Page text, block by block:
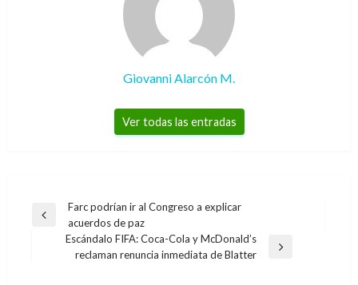
Giovanni Alarcón M.
Ver todas las entradas
Navegación
entradas
Entrada
anterior
Farc podrían ir al Congreso a explicar
acuerdos de paz
Entrada
Escándalo FIFA: Coca-Cola y McDonald’s
reclaman renuncia inmediata de Blatter